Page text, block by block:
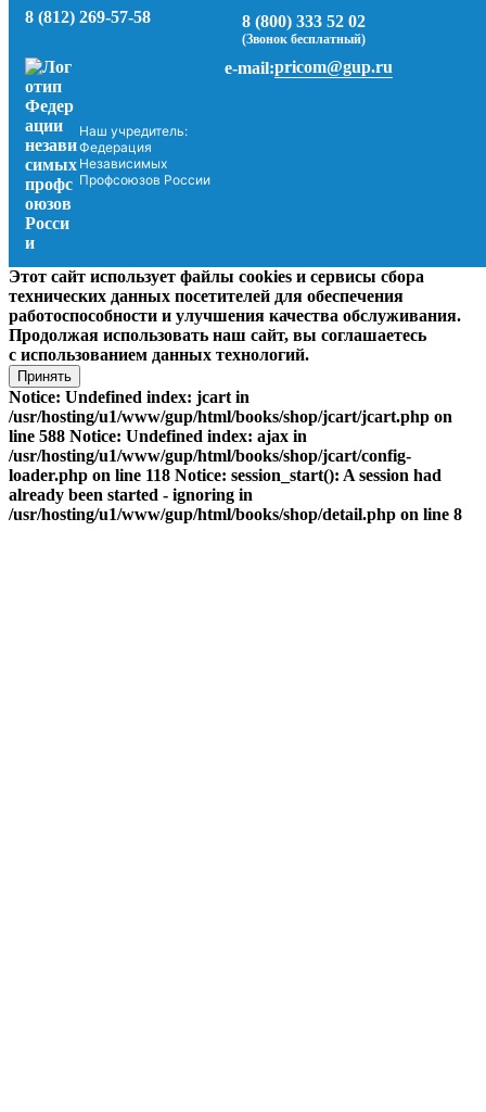
8 (812) 269-57-58
8 (800) 333 52 02
(Звонок бесплатный)
Наш учредитель:
Федерация
Независимых
Профсоюзов России
e-mail:pricom@gup.ru
Этот сайт использует файлы cookies и сервисы сбора
технических данных посетителей для обеспечения
работоспособности и улучшения качества обслуживания.
Продолжая использовать наш сайт, вы соглашаетесь
с использованием данных технологий.
Принять
Notice: Undefined index: jcart in
/usr/hosting/u1/www/gup/html/books/shop/jcart/jcart.php on
line 588 Notice: Undefined index: ajax in
/usr/hosting/u1/www/gup/html/books/shop/jcart/config-
loader.php on line 118 Notice: session_start(): A session had
already been started - ignoring in
/usr/hosting/u1/www/gup/html/books/shop/detail.php on line 8